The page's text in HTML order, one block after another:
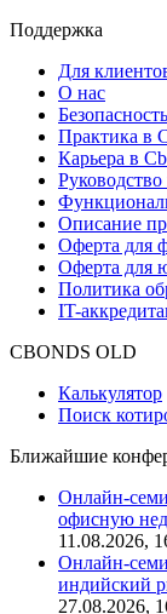
Поддержка
Для
О нас
Практика в
Карьера в
Руководство
Описание
Оферта для
Оферта для
Политика
IT-
CBONDS OLD
Калькулятор
Поиск
Ближайшие
Онлайн-
офисную
11.08.2026,
Онлайн-
индийский
27.08.2026,